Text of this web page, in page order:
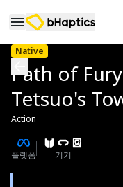
Native
Path of
Tetsuo's
Action
플랫폼 기기